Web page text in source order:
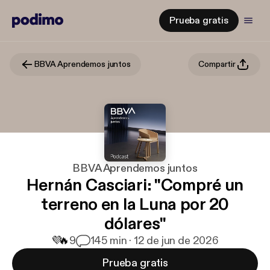
Prueba gratis
BBVA Aprendemos juntos Compartir
BBVA Aprendemos juntos
Hernán Casciari: "Compré un
terreno en la Luna por 20
dólares"
💜🔥9 145 min · 12 de jun de 2026
Prueba gratis